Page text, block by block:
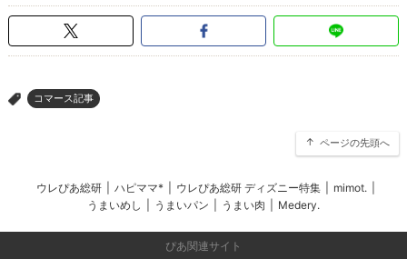
> コマース記事
ページの先頭へ
ウレぴあ総研 ハピママ* ウレぴあ総研 ディズニー特集 mimot.
うまいめし
うまいパン うまい肉 Medery.
ぴあ関連サイト